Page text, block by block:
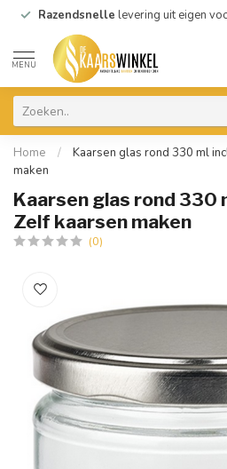
Razendsnelle levering uit eigen
MENU
Home /
Kaarsen glas rond 330 ml
maken
Kaarsen glas rond 330
Zelf kaarsen maken
(0)